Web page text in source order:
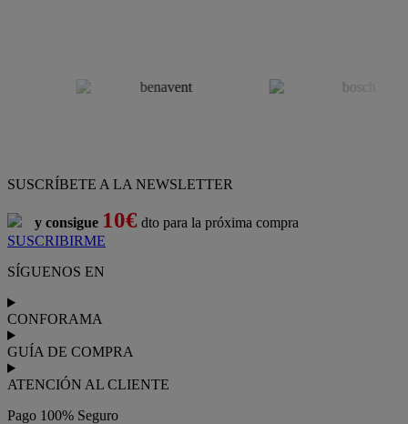
SUSCRÍBETE A LA NEWSLETTER
y consigue 10€ dto para la próxima compra
SUSCRIBIRME
SÍGUENOS EN
CONFORAMA
GUÍA DE COMPRA
ATENCIÓN AL CLIENTE
Pago 100% Seguro